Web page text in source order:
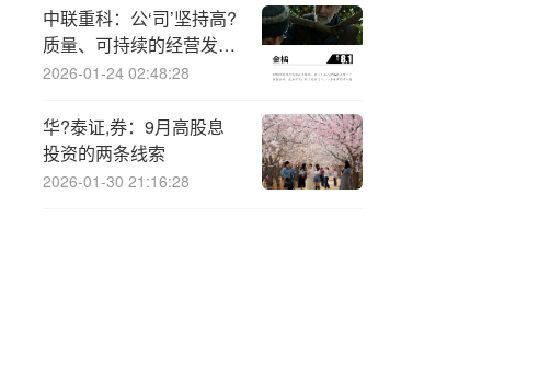
中联重科：公‘司’坚持高?
质量、可持续的经营发展
路线
2026-01-24 02:48:28
华?泰证,券：9月高股息
投资的两条线索
2026-01-30 21:16:28